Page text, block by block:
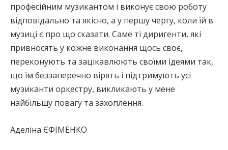
професійним музикантом і виконує свою роботу
відповідально та якісно, а у першу чергу, коли їй в
музиці є про що сказати. Саме ті диригенти, які
привносять у кожне виконання щось своє,
переконують та зацікавлюють своїми ідеями так,
що їм беззаперечно вірять і підтримують усі
музиканти оркестру, викликають у мене
найбільшу повагу та захоплення.
Аделіна ЄФІМЕНКО